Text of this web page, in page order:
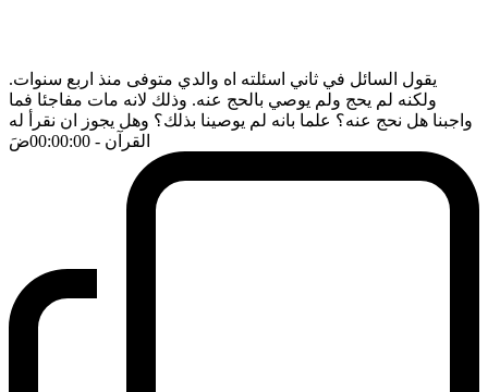
يقول السائل في ثاني اسئلته اه والدي متوفى منذ اربع سنوات.
ولكنه لم يحج ولم يوصي بالحج عنه. وذلك لانه مات مفاجئا فما
واجبنا هل نحج عنه؟ علما بانه لم يوصينا بذلك؟ وهل يجوز ان نقرأ له
القرآن - 00:00:00 ضَ